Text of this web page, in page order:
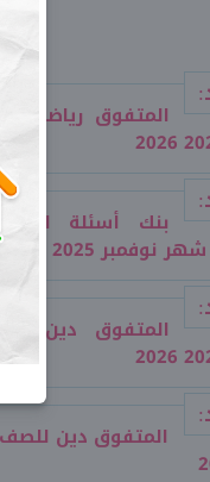
المتفوق رياضيات
بنك أسئلة
2025 بالإجابات
المتفوق دين
المتفوق دين